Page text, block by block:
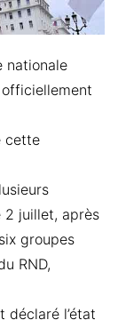
nationale
cette
2 juillet, après
groupes
RND,
déclaré l’état